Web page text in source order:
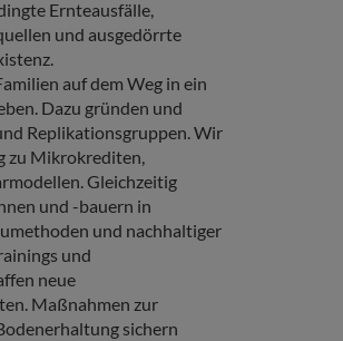
Ernteausfälle,
und ausgedörrte
auf dem Weg in ein
Dazu gründen und
Replikationsgruppen. Wir
zu Mikrokrediten,
Gleichzeitig
und -bauern in
und nachhaltiger
und
neue
Maßnahmen zur
sichern